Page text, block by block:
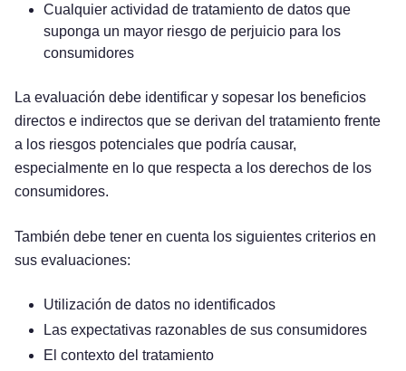
Cualquier actividad de tratamiento de datos que
suponga un mayor riesgo de perjuicio para los
consumidores
La evaluación debe identificar y sopesar los beneficios
directos e indirectos que se derivan del tratamiento frente
a los riesgos potenciales que podría causar,
especialmente en lo que respecta a los derechos de los
consumidores.
También debe tener en cuenta los siguientes criterios en
sus evaluaciones:
Utilización de datos no identificados
Las expectativas razonables de sus consumidores
El contexto del tratamiento